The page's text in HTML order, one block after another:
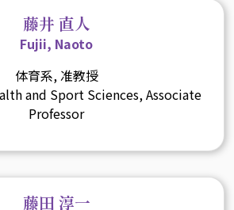
藤井 直人
Fujii, Naoto
体育系, 准教授
and Sport Sciences, Associate
Professor
藤田 淳一